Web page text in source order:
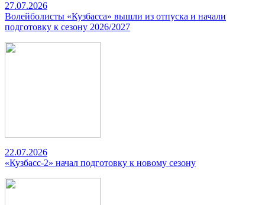
27.07.2026
Волейболисты «Кузбасса» вышли из отпуска и начали
подготовку к сезону 2026/2027
22.07.2026
«Кузбасс-2» начал подготовку к новому сезону